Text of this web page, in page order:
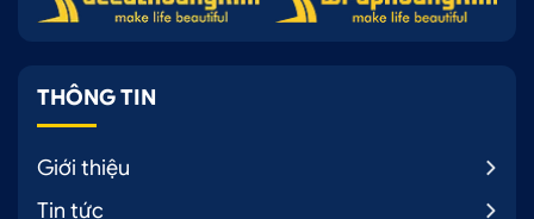
THÔNG TIN
Giới thiệu
Tin tức